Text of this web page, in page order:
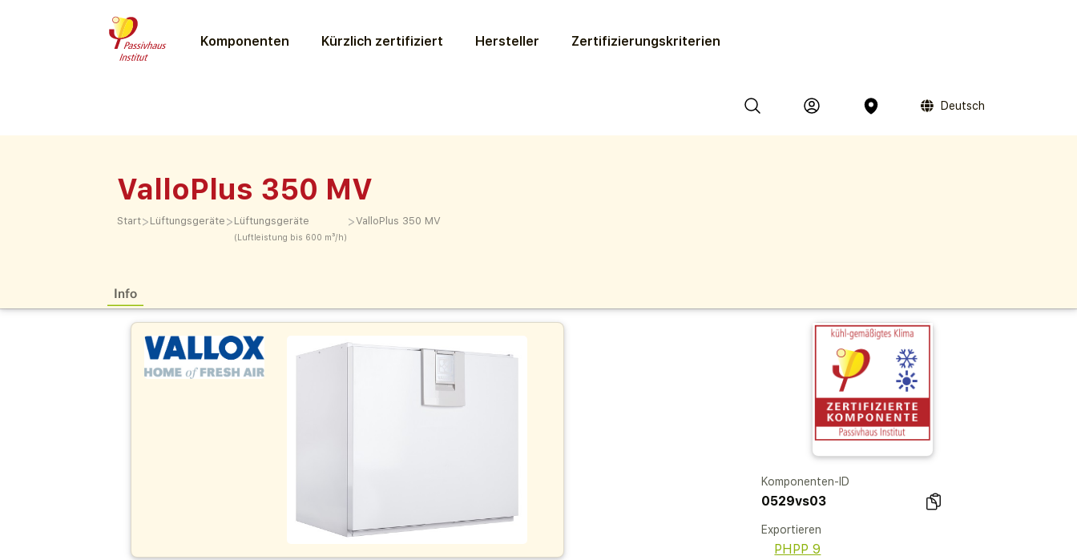
Komponenten Kürzlich zertifiziert Hersteller Zertifizierungs­kriterien
Deutsch
ValloPlus 350 MV
Start> Lüftungs­geräte > Lüftungs­geräte
(Luftleistung bis 600 m³/h)
>ValloPlus 350 MV
Info
Komponenten-ID
0529vs03
Exportieren
PHPP 9